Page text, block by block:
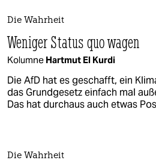
Die Wahrheit
Weniger Status quo wagen
Kolumne Hartmut El Kurdi
Die AfD hat es geschafft, ein
das Grundgesetz einfach mal
Das hat durchaus auch etwas
Die Wahrheit